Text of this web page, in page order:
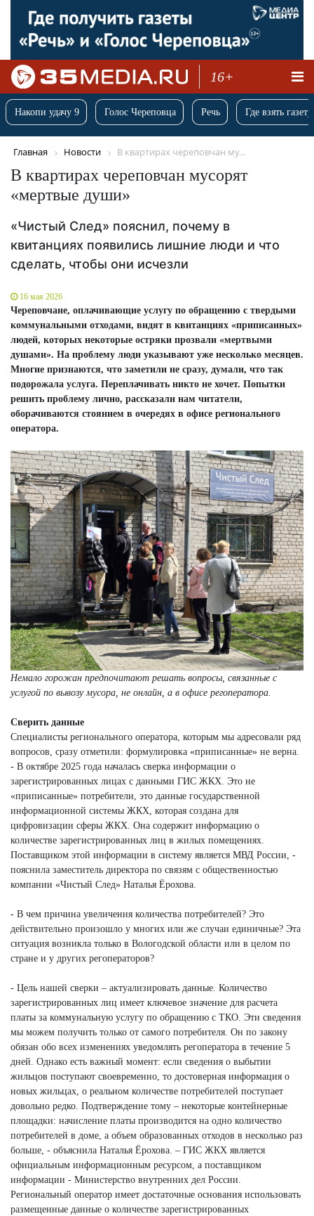
16+
Накопи удачу 9 Голос Череповца Речь Где взять
Главная Новости В квартирах череповчан му...
В квартирах череповчан мусорят
«мертвые души»
«Чистый След» пояснил, почему в
квитанциях появились лишние люди и что
сделать, чтобы они исчезли
16 мая 2026
Череповчане, оплачивающие услугу по обращению с твердыми
коммунальными отходами, видят в квитанциях «приписанных»
людей, которых некоторые остряки прозвали «мертвыми
душами». На проблему люди указывают уже несколько месяцев.
Многие признаются, что заметили не сразу, думали, что так
подорожала услуга. Переплачивать никто не хочет. Попытки
решить проблему лично, рассказали нам читатели,
оборачиваются стоянием в очередях в офисе регионального
оператора.
Немало горожан предпочитают решать вопросы, связанные с
услугой по вывозу мусора, не онлайн, а в офисе регоператора.
Сверить данные
Специалисты регионального оператора, которым мы адресовали ряд
вопросов, сразу отметили: формулировка «приписанные» не верна.
- В октябре 2025 года началась сверка информации о
зарегистрированных лицах с данными ГИС ЖКХ. Это не
«приписанные» потребители, это данные государственной
информационной системы ЖКХ, которая создана для
цифровизации сферы ЖКХ. Она содержит информацию о
количестве зарегистрированных лиц в жилых помещениях.
Поставщиком этой информации в систему является МВД России, -
пояснила заместитель директора по связям с общественностью
компании «Чистый След» Наталья Ёрохова.
- В чем причина увеличения количества потребителей? Это
действительно произошло у многих или же случаи единичные? Эта
ситуация возникла только в Вологодской области или в целом по
стране и у других регоператоров?
- Цель нашей сверки – актуализировать данные. Количество
зарегистрированных лиц имеет ключевое значение для расчета
платы за коммунальную услугу по обращению с ТКО. Эти сведения
мы можем получить только от самого потребителя. Он по закону
обязан обо всех изменениях уведомлять регоператора в течение 5
дней. Однако есть важный момент: если сведения о выбытии
жильцов поступают своевременно, то достоверная информация о
новых жильцах, о реальном количестве потребителей поступает
довольно редко. Подтверждение тому – некоторые контейнерные
площадки: начисление платы производится на одно количество
потребителей в доме, а объем образованных отходов в несколько раз
больше, - объяснила Наталья Ёрохова. – ГИС ЖКХ является
официальным информационным ресурсом, а поставщиком
информации - Министерство внутренних дел России.
Региональный оператор имеет достаточные основания использовать
размещенные данные о количестве зарегистрированных